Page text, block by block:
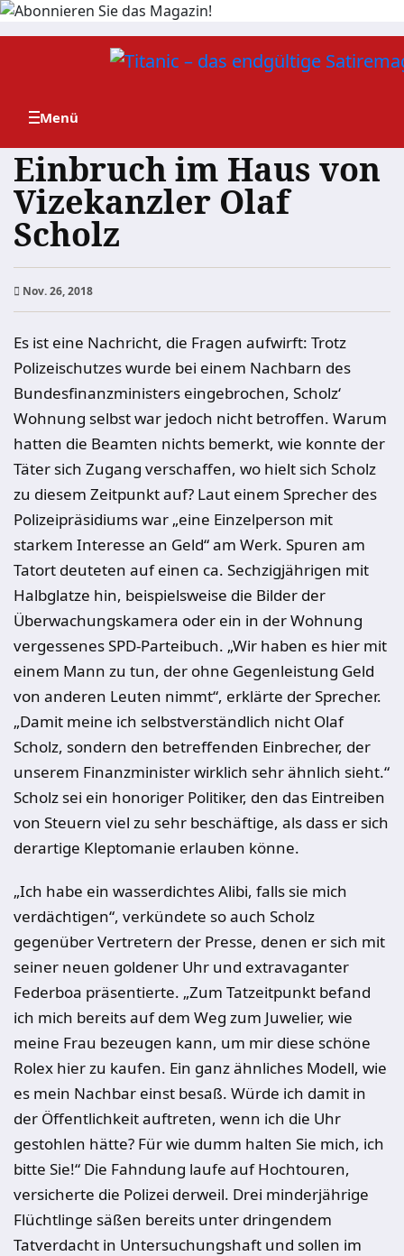
Zum
Einbruch im Haus von
Vizekanzler Olaf
Scholz
Nov. 26, 2018
Es ist eine Nachricht, die Fragen aufwirft: Trotz
Polizeischutzes wurde bei einem Nachbarn des
Bundesfinanzministers eingebrochen, Scholz‘
Wohnung selbst war jedoch nicht betroffen. Warum
hatten die Beamten nichts bemerkt, wie konnte der
Täter sich Zugang verschaffen, wo hielt sich Scholz
zu diesem Zeitpunkt auf? Laut einem Sprecher des
Polizeipräsidiums war „eine Einzelperson mit
starkem Interesse an Geld“ am Werk. Spuren am
Tatort deuteten auf einen ca. Sechzigjährigen mit
Halbglatze hin, beispielsweise die Bilder der
Überwachungskamera oder ein in der Wohnung
vergessenes SPD-Parteibuch. „Wir haben es hier mit
einem Mann zu tun, der ohne Gegenleistung Geld
von anderen Leuten nimmt“, erklärte der Sprecher.
„Damit meine ich selbstverständlich nicht Olaf
Scholz, sondern den betreffenden Einbrecher, der
unserem Finanzminister wirklich sehr ähnlich sieht.“
Scholz sei ein honoriger Politiker, den das Eintreiben
von Steuern viel zu sehr beschäftige, als dass er sich
derartige Kleptomanie erlauben könne.
„Ich habe ein wasserdichtes Alibi, falls sie mich
verdächtigen“, verkündete so auch Scholz
gegenüber Vertretern der Presse, denen er sich mit
seiner neuen goldener Uhr und extravaganter
Federboa präsentierte. „Zum Tatzeitpunkt befand
ich mich bereits auf dem Weg zum Juwelier, wie
meine Frau bezeugen kann, um mir diese schöne
Rolex hier zu kaufen. Ein ganz ähnliches Modell, wie
es mein Nachbar einst besaß. Würde ich damit in
der Öffentlichkeit auftreten, wenn ich die Uhr
gestohlen hätte? Für wie dumm halten Sie mich, ich
bitte Sie!“ Die Fahndung laufe auf Hochtouren,
versicherte die Polizei derweil. Drei minderjährige
Flüchtlinge säßen bereits unter dringendem
Tatverdacht in Untersuchungshaft und sollen im